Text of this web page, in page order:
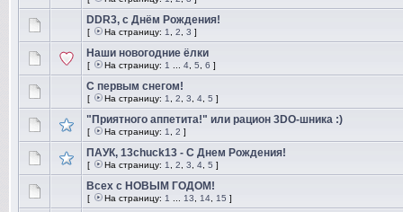
DDR3, с Днём Рождения!
[ На страницу: 1 2 3 ]
Наши новогодние ёлки
[ На страницу: 1 4 5 6 ]
С первым снегом!
[ На страницу: 1 2 3 4 5 ]
"Приятного аппетита!" или рацион 3DO-шника :)
[ На страницу: 1 2 ]
ПАУК, 13chuck13 - С Днем Рождения!
[ На страницу: 1 2 3 4 5 ]
Всех с НОВЫМ ГОДОМ!
[ На страницу: 1 13 14 15 ]